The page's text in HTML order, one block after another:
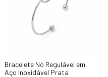
Bracelete Nó Regulável em
Aço Inoxidável Prata